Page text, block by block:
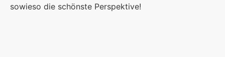
sowieso die schönste Perspektive!